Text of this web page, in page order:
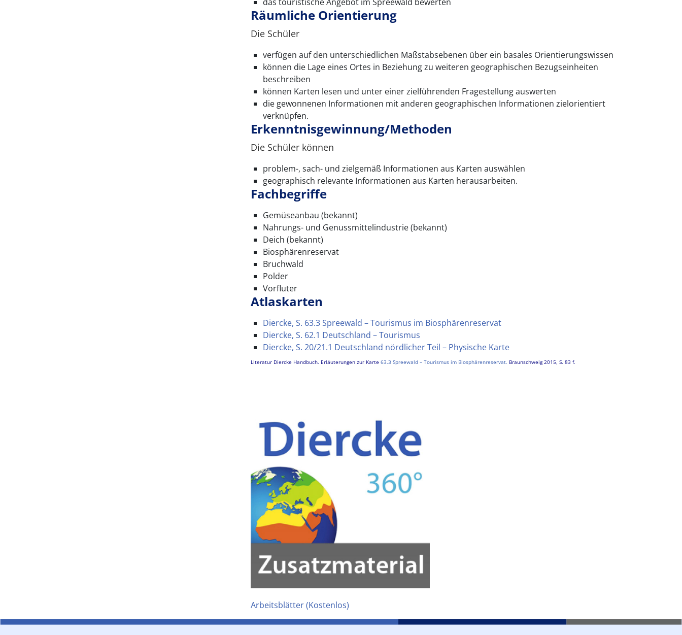
Räumliche Orientierung
Die Schüler
verfügen auf den unterschiedlichen Maßstabsebenen über ein basales Orientierungswissen
können die Lage eines Ortes in Beziehung zu weiteren geographischen Bezugseinheiten
beschreiben
können Karten lesen und unter einer zielführenden Fragestellung auswerten
die gewonnenen Informationen mit anderen geographischen Informationen zielorientiert
verknüpfen.
Erkenntnisgewinnung/Methoden
Die Schüler können
problem-, sach- und zielgemäß Informationen aus Karten auswählen
geographisch relevante Informationen aus Karten herausarbeiten.
Fachbegriffe
Gemüseanbau (bekannt)
Nahrungs- und Genussmittelindustrie (bekannt)
Deich (bekannt)
Biosphärenreservat
Bruchwald
Polder
Vorfluter
Atlaskarten
Diercke, S. 63.3 Spreewald – Tourismus im Biosphärenreservat
Diercke, S. 62.1 Deutschland – Tourismus
Diercke, S. 20/21.1 Deutschland nördlicher Teil – Physische Karte
Literatur Diercke Handbuch. Erläuterungen zur Karte 63.3 Spreewald – Tourismus im Biosphärenreservat. Braunschweig 2015, S. 83 f.
Arbeitsblätter (Kostenlos)